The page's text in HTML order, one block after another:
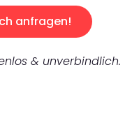
anfragen!
& unverbindlich.